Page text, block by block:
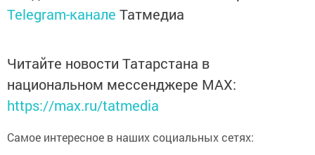
Telegram-канале Татмедиа
Читайте новости Татарстана в
национальном мессенджере MАХ:
https://max.ru/tatmedia
Самое интересное в наших социальных сетях: